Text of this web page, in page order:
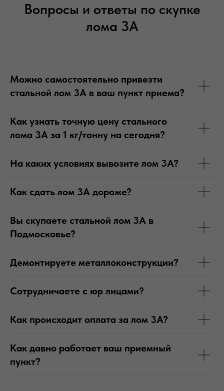
Вопросы и ответы по скупке
лома 3А
Можно самостоятельно привезти
стальной лом 3А в ваш пункт приема?
Как узнать точную цену стального
лома 3А за 1 кг/тонну на сегодня?
На каких условиях вывозите лом 3А?
Как сдать лом 3А дороже?
Вы скупаете стальной лом 3А в
Подмосковье?
Демонтируете металлоконструкции?
Сотрудничаете с юр лицами?
Как происходит оплата за лом 3А?
Как давно работает ваш приемный
пункт?